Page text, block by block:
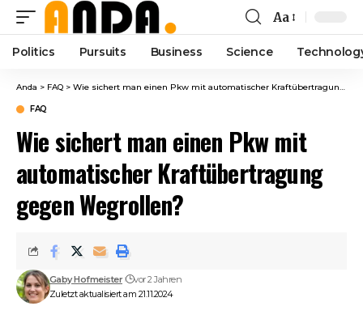
Font
Resizer
Aa
Politics Pursuits Business Science
Anda > FAQ > Wie sichert man einen Pkw mit automatischer Kraftübertragung gegen Wegrollen?
FAQ
Wie sichert man einen Pkw mit
automatischer Kraftübertragung
gegen Wegrollen?
Zuletzt aktualisiert am 21.11.2024
Gaby Hofmeister vor 2 Jahren